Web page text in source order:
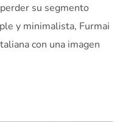
su segmento
y minimalista, Furmai
con una imagen